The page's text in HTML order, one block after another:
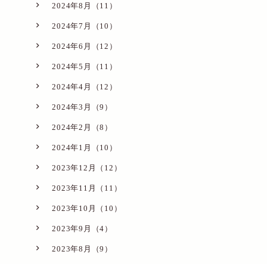
2024年8月（11）
2024年7月（10）
2024年6月（12）
2024年5月（11）
2024年4月（12）
2024年3月（9）
2024年2月（8）
2024年1月（10）
2023年12月（12）
2023年11月（11）
2023年10月（10）
2023年9月（4）
2023年8月（9）